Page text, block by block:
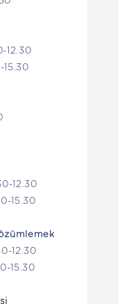
12.30
15.30
12.30
15.30
12.30
15.30